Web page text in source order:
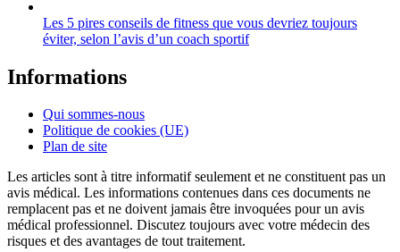
Les 5 pires conseils de fitness que vous devriez toujours
éviter, selon l’avis d’un coach sportif
Informations
Qui sommes-nous
Politique de cookies (UE)
Plan de site
Les articles sont à titre informatif seulement et ne constituent pas un
avis médical. Les informations contenues dans ces documents ne
remplacent pas et ne doivent jamais être invoquées pour un avis
médical professionnel. Discutez toujours avec votre médecin des
risques et des avantages de tout traitement.